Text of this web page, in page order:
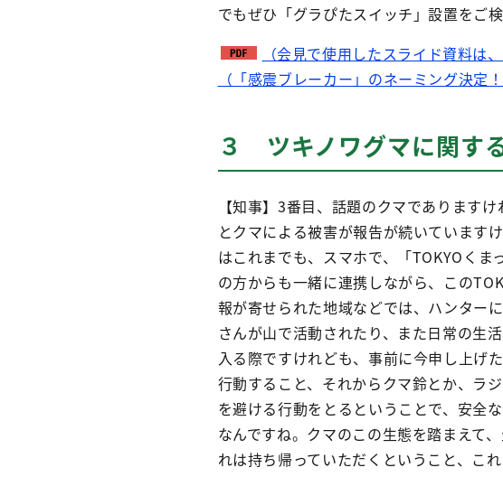
でもぜひ「グラぴたスイッチ」設置をご
（会見で使用したスライド資料は
（「感震ブレーカー」のネーミング決定
３ ツキノワグマに関す
【知事】3番目、話題のクマであります
とクマによる被害が報告が続いています
はこれまでも、スマホで、「TOKYOく
の方からも一緒に連携しながら、この
報が寄せられた地域などでは、ハンター
さんが山で活動されたり、また日常の生
入る際ですけれども、事前に今申し上げ
行動すること、それからクマ鈴とか、ラ
を避ける行動をとるということで、安全
なんですね。クマのこの生態を踏まえて
れは持ち帰っていただくということ、こ